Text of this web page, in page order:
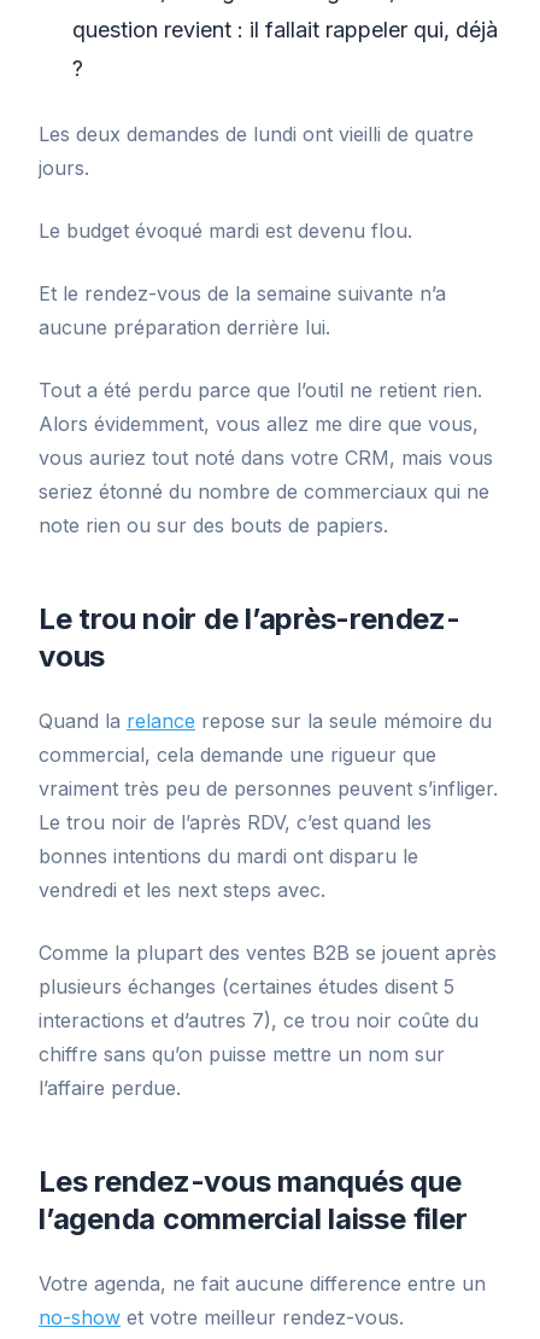
question revient : il fallait rappeler qui, déjà
?
Les deux demandes de lundi ont vieilli de quatre
jours.
Le budget évoqué mardi est devenu flou.
Et le rendez-vous de la semaine suivante n’a
aucune préparation derrière lui.
Tout a été perdu parce que l’outil ne retient rien.
Alors évidemment, vous allez me dire que vous,
vous auriez tout noté dans votre CRM, mais vous
seriez étonné du nombre de commerciaux qui ne
note rien ou sur des bouts de papiers.
Le trou noir de l’après-rendez-
vous
Quand la relance repose sur la seule mémoire du
commercial, cela demande une rigueur que
vraiment très peu de personnes peuvent s’infliger.
Le trou noir de l’après RDV, c’est quand les
bonnes intentions du mardi ont disparu le
vendredi et les next steps avec.
Comme la plupart des ventes B2B se jouent après
plusieurs échanges (certaines études disent 5
interactions et d’autres 7), ce trou noir coûte du
chiffre sans qu’on puisse mettre un nom sur
l’affaire perdue.
Les rendez-vous manqués que
l’agenda commercial laisse filer
Votre agenda, ne fait aucune difference entre un
no-show et votre meilleur rendez-vous.